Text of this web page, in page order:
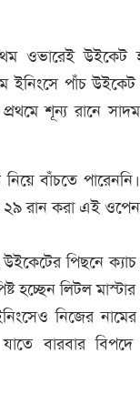
ওভারেই উইকেট
ইনিংসে পাঁচ উইকেট
শূন্য রানে
বাঁচতে
২৯ রান করা এই
পিছনে ক্যাচ
হচ্ছেন লিটল মাস্টার
নিজের নামের
বারবার